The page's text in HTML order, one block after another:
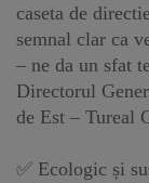
caseta de
semnal clar ca
– ne da un sfat
Directorul
de Est – Tureal
✅ Ecologic și